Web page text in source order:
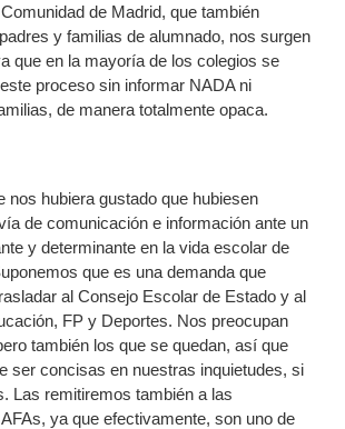
de Madrid, que también
y familias de alumnado, nos surgen
que en la mayoría de los colegios se
proceso sin informar NADA ni
de manera totalmente opaca.
nos hubiera gustado que hubiesen
de comunicación e información ante un
y determinante en la vida escolar de
que es una demanda que
al Consejo Escolar de Estado y al
FP y Deportes. Nos preocupan
también los que se quedan, así que
ser concisas en nuestras inquietudes, si
Las remitiremos también a las
ya que efectivamente, son uno de